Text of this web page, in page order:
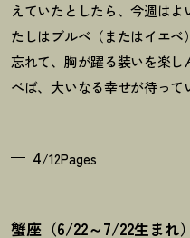
えていたとしたら、今週は
たしはブルベ（またはイエ
忘れて、胸が躍る装いを楽
べば、大いなる幸せが待って
4/12Pages
蟹座（6/22～7/22生まれ）